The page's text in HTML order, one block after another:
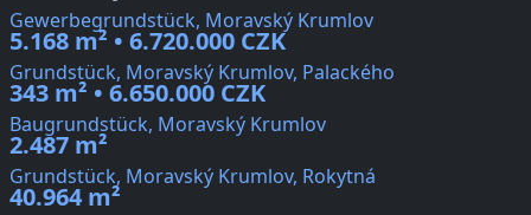
Gewerbegrundstück, Moravský Krumlov
5.168 m² • 6.720.000 CZK
Grundstück, Moravský Krumlov, Palackého
343 m² • 6.650.000 CZK
Baugrundstück, Moravský Krumlov
2.487 m²
Grundstück, Moravský Krumlov, Rokytná
40.964 m²